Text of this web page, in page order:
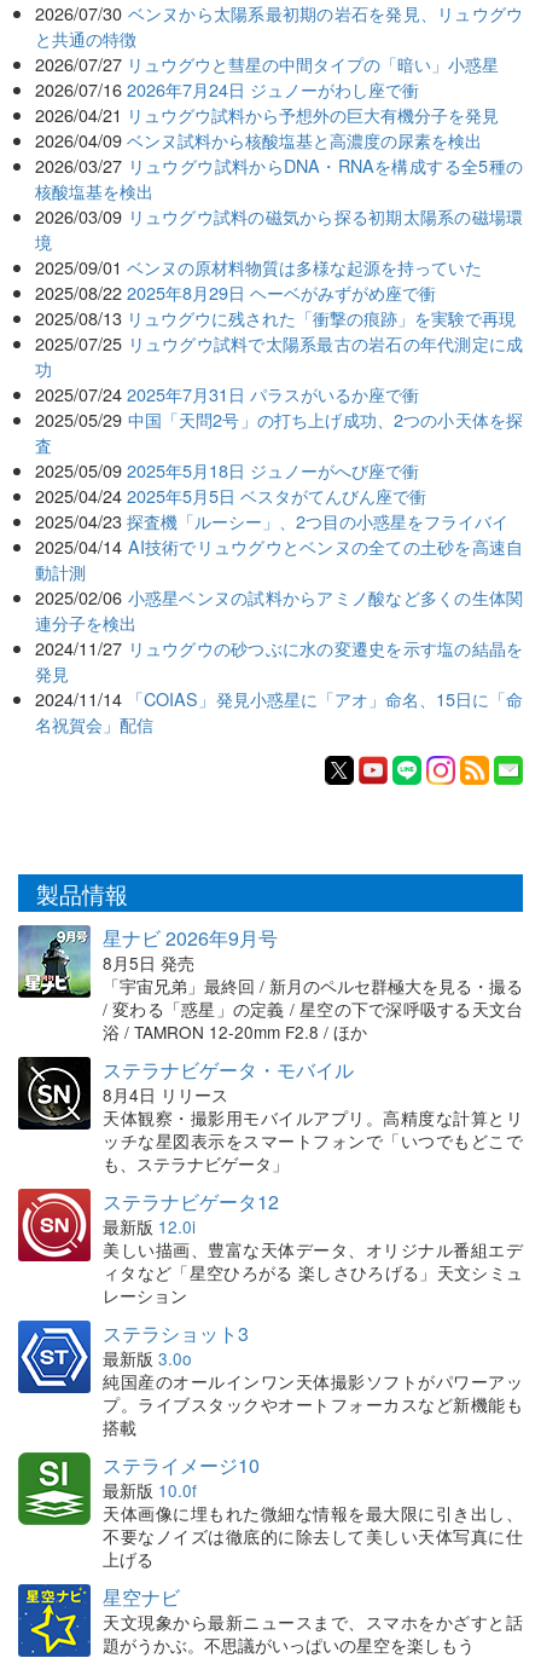
2026/07/30 ベンヌから太陽系最初期の岩石を発見、リュウグウ
と共通の特徴
2026/07/27 リュウグウと彗星の中間タイプの「暗い」小惑星
2026/07/16 2026年7月24日 ジュノーがわし座で衝
2026/04/21 リュウグウ試料から予想外の巨大有機分子を発見
2026/04/09 ベンヌ試料から核酸塩基と高濃度の尿素を検出
2026/03/27 リュウグウ試料からDNA・RNAを構成する全5種の
核酸塩基を検出
2026/03/09 リュウグウ試料の磁気から探る初期太陽系の磁場環
境
2025/09/01 ベンヌの原材料物質は多様な起源を持っていた
2025/08/22 2025年8月29日 ヘーベがみずがめ座で衝
2025/08/13 リュウグウに残された「衝撃の痕跡」を実験で再現
2025/07/25 リュウグウ試料で太陽系最古の岩石の年代測定に成
功
2025/07/24 2025年7月31日 パラスがいるか座で衝
2025/05/29 中国「天問2号」の打ち上げ成功、2つの小天体を探
査
2025/05/09 2025年5月18日 ジュノーがへび座で衝
2025/04/24 2025年5月5日 ベスタがてんびん座で衝
2025/04/23 探査機「ルーシー」、2つ目の小惑星をフライバイ
2025/04/14 AI技術でリュウグウとベンヌの全ての土砂を高速自
動計測
2025/02/06 小惑星ベンヌの試料からアミノ酸など多くの生体関
連分子を検出
2024/11/27 リュウグウの砂つぶに水の変遷史を示す塩の結晶を
発見
2024/11/14 「COIAS」発見小惑星に「アオ」命名、15日に「命
名祝賀会」配信
製品情報
星ナビ 2026年9月号
8月5日 発売
「宇宙兄弟」最終回 / 新月のペルセ群極大を見る・撮る
/ 変わる「惑星」の定義 / 星空の下で深呼吸する天文台
浴 / TAMRON 12-20mm F2.8 / ほか
ステラナビゲータ・モバイル
8月4日 リリース
天体観察・撮影用モバイルアプリ。高精度な計算とリ
ッチな星図表示をスマートフォンで「いつでもどこで
も、ステラナビゲータ」
ステラナビゲータ12
最新版 12.0i
美しい描画、豊富な天体データ、オリジナル番組エデ
ィタなど「星空ひろがる 楽しさひろげる」天文シミュ
レーション
ステラショット3
最新版 3.0o
純国産のオールインワン天体撮影ソフトがパワーアッ
プ。ライブスタックやオートフォーカスなど新機能も
搭載
ステライメージ10
最新版 10.0f
天体画像に埋もれた微細な情報を最大限に引き出し、
不要なノイズは徹底的に除去して美しい天体写真に仕
上げる
星空ナビ
天文現象から最新ニュースまで、スマホをかざすと話
題がうかぶ。不思議がいっぱいの星空を楽しもう